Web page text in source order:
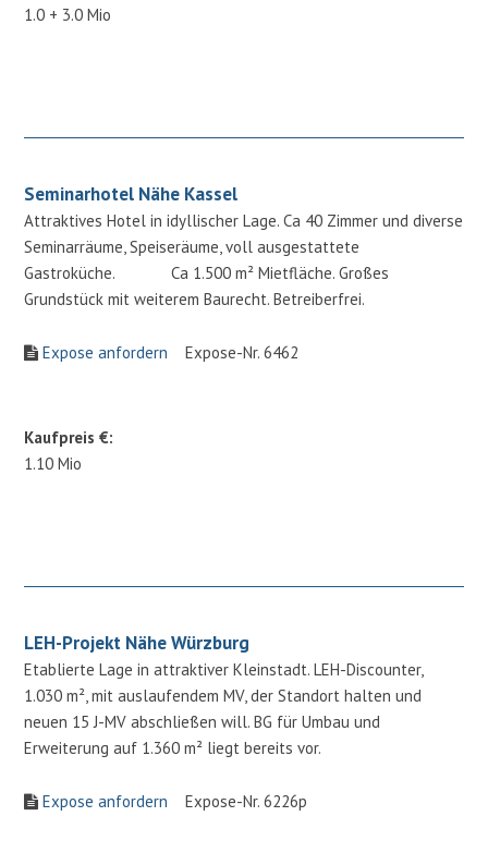
1.0 + 3.0 Mio
Seminarhotel Nähe Kassel
Attraktives Hotel in idyllischer Lage. Ca 40 Zimmer und diverse
Seminarräume, Speiseräume, voll ausgestattete
Gastroküche. Ca 1.500 m² Mietfläche. Großes
Grundstück mit weiterem Baurecht. Betreiberfrei.
Expose anfordern Expose-Nr. 6462
Kaufpreis €:
1.10 Mio
LEH-Projekt Nähe Würzburg
Etablierte Lage in attraktiver Kleinstadt. LEH-Discounter,
1.030 m², mit auslaufendem MV, der Standort halten und
neuen 15 J-MV abschließen will. BG für Umbau und
Erweiterung auf 1.360 m² liegt bereits vor.
Expose anfordern Expose-Nr. 6226p